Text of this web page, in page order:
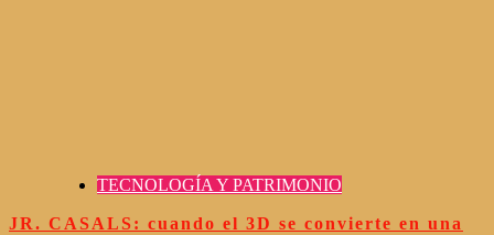
TECNOLOGÍA Y PATRIMONIO
JR. CASALS: cuando el 3D se convierte en una